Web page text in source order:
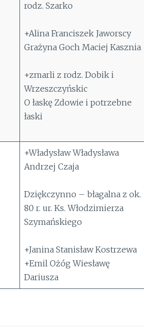
rodz. Szarko
+Alina Franciszek Jaworscy
Grażyna Goch Maciej Kasznia
+zmarli z rodz. Dobik i
Wrzeszczyńskic
O łaskę Zdowie i potrzebne
łaski
+Władysław Władysława
Andrzej Czaja
Dziękczynno – błagalna z ok.
80 r. ur. Ks. Włodzimierza
Szymańskiego
+Janina Stanisław Kostrzewa
+Emil Ożóg Wiesławę
Dariusza